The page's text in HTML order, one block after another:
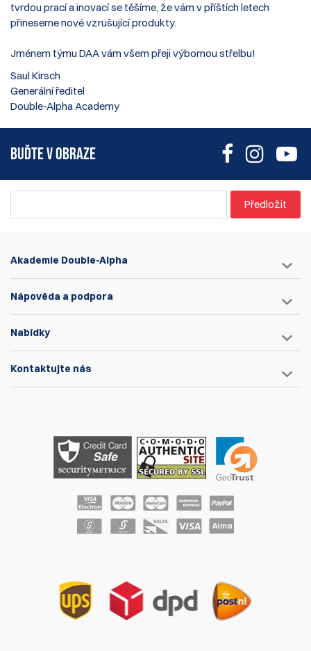
tvrdou prací a inovací se těšíme, že vám v příštích letech
přineseme nové vzrušující produkty.
Jménem týmu DAA vám všem přeji výbornou střelbu!
Saul Kirsch
Generální ředitel
Double-Alpha Academy
BUĎTE V OBRAZE
Předložit
Akademie Double-Alpha
Nápověda a podpora
Nabídky
Kontaktujte nás